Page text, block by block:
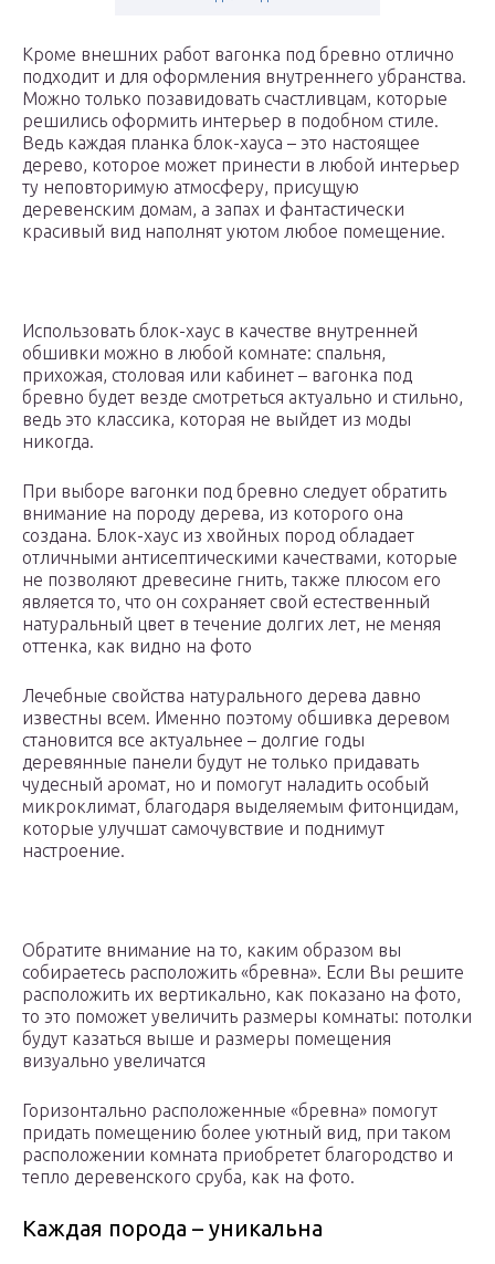
Кроме внешних работ вагонка под бревно отлично
подходит и для оформления внутреннего убранства.
Можно только позавидовать счастливцам, которые
решились оформить интерьер в подобном стиле.
Ведь каждая планка блок-хауса – это настоящее
дерево, которое может принести в любой интерьер
ту неповторимую атмосферу, присущую
деревенским домам, а запах и фантастически
красивый вид наполнят уютом любое помещение.
Использовать блок-хаус в качестве внутренней
обшивки можно в любой комнате: спальня,
прихожая, столовая или кабинет – вагонка под
бревно будет везде смотреться актуально и стильно,
ведь это классика, которая не выйдет из моды
никогда.
При выборе вагонки под бревно следует обратить
внимание на породу дерева, из которого она
создана. Блок-хаус из хвойных пород обладает
отличными антисептическими качествами, которые
не позволяют древесине гнить, также плюсом его
является то, что он сохраняет свой естественный
натуральный цвет в течение долгих лет, не меняя
оттенка, как видно на фото
Лечебные свойства натурального дерева давно
известны всем. Именно поэтому обшивка деревом
становится все актуальнее – долгие годы
деревянные панели будут не только придавать
чудесный аромат, но и помогут наладить особый
микроклимат, благодаря выделяемым фитонцидам,
которые улучшат самочувствие и поднимут
настроение.
Обратите внимание на то, каким образом вы
собираетесь расположить «бревна». Если Вы решите
расположить их вертикально, как показано на фото,
то это поможет увеличить размеры комнаты: потолки
будут казаться выше и размеры помещения
визуально увеличатся
Горизонтально расположенные «бревна» помогут
придать помещению более уютный вид, при таком
расположении комната приобретет благородство и
тепло деревенского сруба, как на фото.
Каждая порода – уникальна